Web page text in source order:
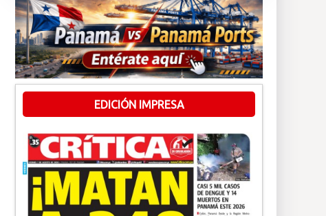
EDICIÓN IMPRESA